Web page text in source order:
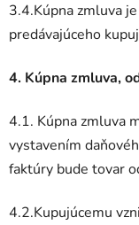
3.4.Kúpna zmluva
predávajúceho
4. Kúpna zmluva,
4.1. Kúpna zmluva
vystavením
faktúry bude tovar
4.2.Kupujúcemu